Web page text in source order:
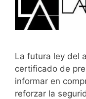
La futura ley del
certificado de
informar en
reforzar la